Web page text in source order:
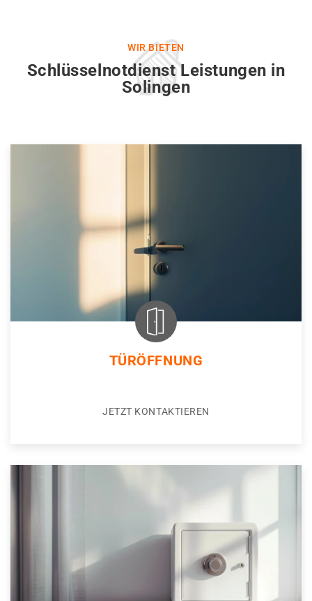
WIR BIETEN
Schlüsselnotdienst Leistungen in
Solingen
TÜRÖFFNUNG
JETZT KONTAKTIEREN